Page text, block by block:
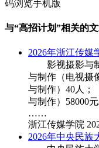
码浏览手机版
与“高招计划”相关的
2026年浙江传媒
影视摄影与制
与制作（电视摄
与制作）40人
与制作）58000
……
浙江传媒学院
2026年中央民族